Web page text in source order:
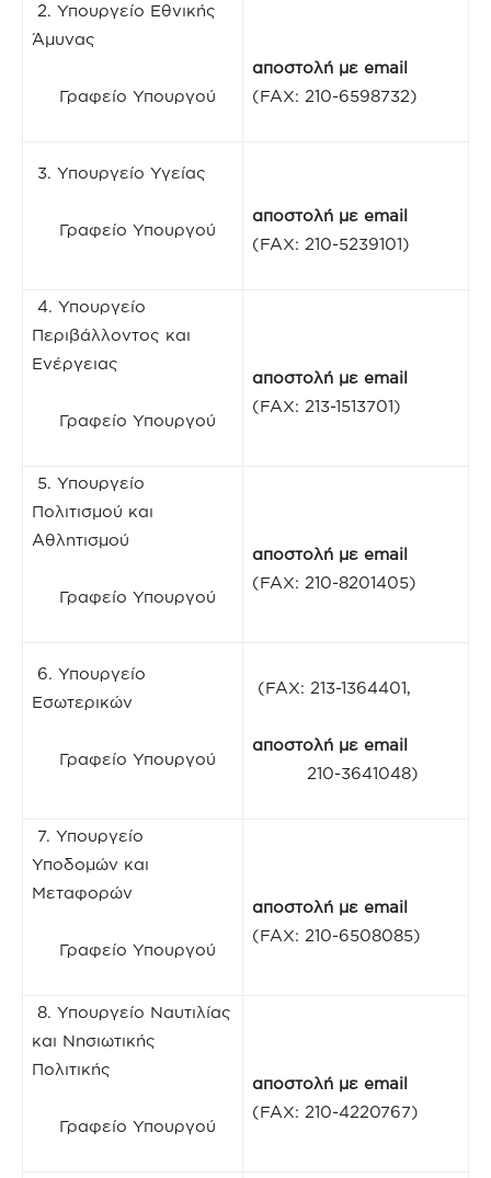
2. Υπουργείο Εθνικής
Άμυνας
Γραφείο Υπουργού
αποστολή με email
(FAX: 210-6598732)
3. Υπουργείο Υγείας
Γραφείο Υπουργού
αποστολή με email
(FAX: 210-5239101)
4. Υπουργείο
Περιβάλλοντος και
Ενέργειας
Γραφείο Υπουργού
αποστολή με email
(FAX: 213-1513701)
5. Υπουργείο
Πολιτισμού και
Αθλητισμού
Γραφείο Υπουργού
αποστολή με email
(FAX: 210-8201405)
6. Υπουργείο
Εσωτερικών
Γραφείο Υπουργού
(FAX: 213-1364401,
αποστολή με email
210-3641048)
7. Υπουργείο
Υποδομών και
Μεταφορών
Γραφείο Υπουργού
αποστολή με email
(FAX: 210-6508085)
8. Υπουργείο Ναυτιλίας
και Νησιωτικής
Πολιτικής
Γραφείο Υπουργού
αποστολή με email
(FAX: 210-4220767)